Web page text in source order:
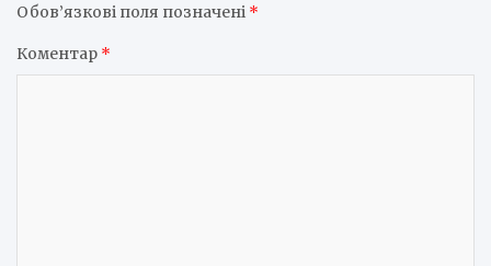
Обов’язкові поля позначені *
Коментар *